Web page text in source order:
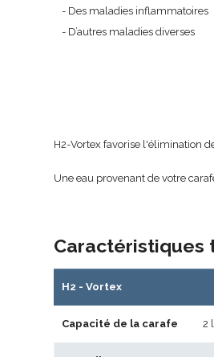
- Des maladies inflammatoires
- D’autres maladies diverses
H2-Vortex favorise l'élimination
Une eau provenant de votre
Caractéristiques
H2 - Vortex
Capacité de la carafe 2